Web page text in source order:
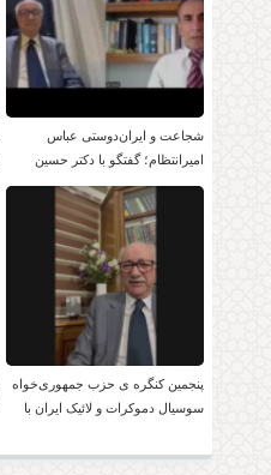
شجاعت و ایران‌دوستی عباس
امیرانتظام؛ گفتگو با دکتر حسین
موسویان
پنجمین کنگره ی حزب جمهوری‌خواه
سوسیال دموکرات و لائیک ایران با